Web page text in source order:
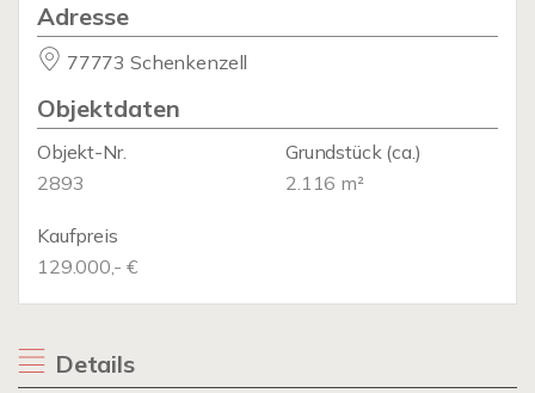
Adresse
77773 Schenkenzell
Objektdaten
Objekt-Nr.
2893
Grundstück(ca.)
2.116 m²
Kaufpreis
129.000,- €
Details